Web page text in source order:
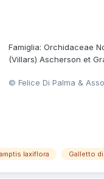
Famiglia: Orchidaceae
(Villars) Ascherson et
© Felice Di Palma &
laxiflora Galletto